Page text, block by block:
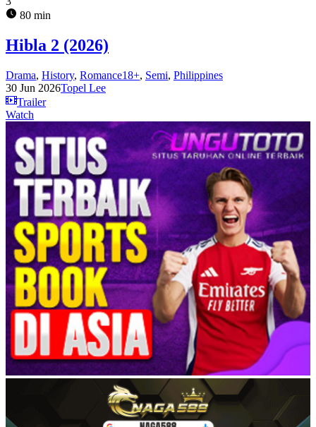
80 min
Hibla 2 (2026)
Drama, History, Romance18+, Semi, Philippines
30 Jun 2026Topel Lee
Trailer
Watch